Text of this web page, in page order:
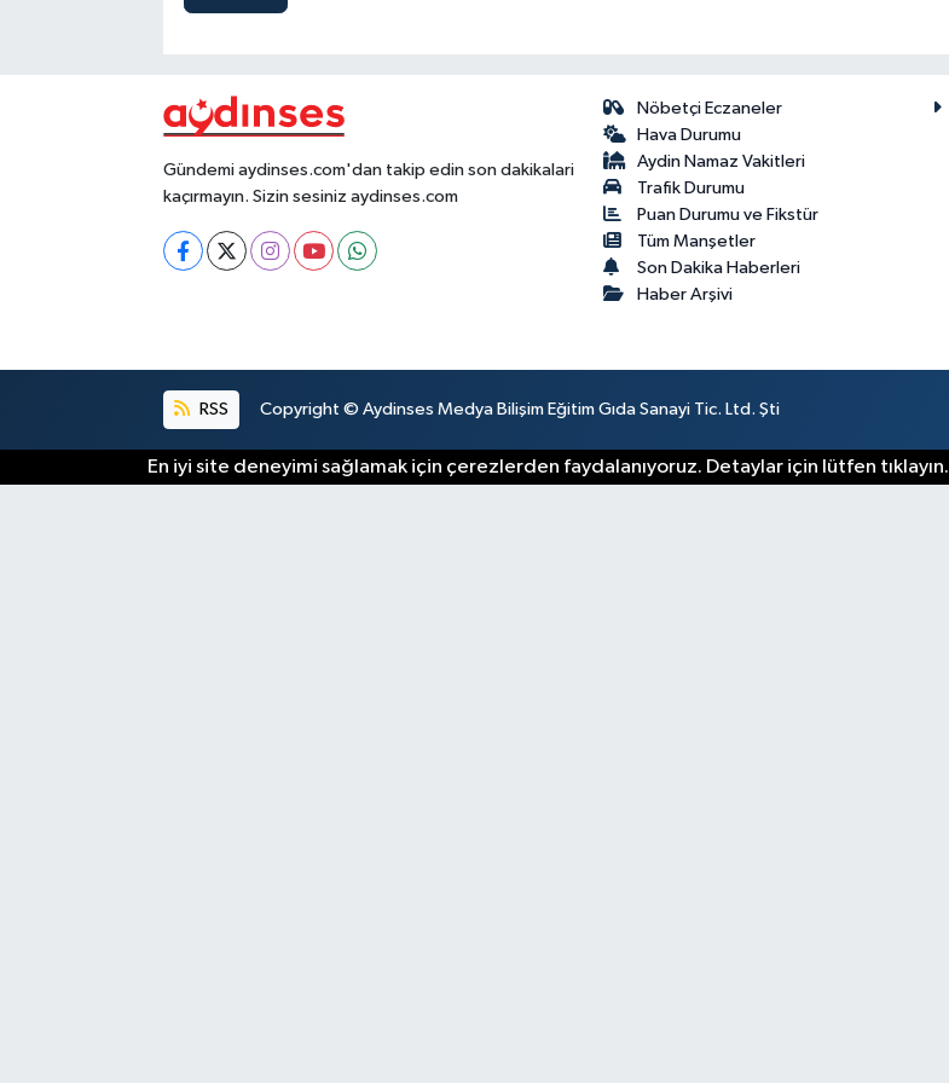
Gündemi aydinses.com'dan takip edin son dakikalari
kaçırmayın. Sizin sesiniz aydinses.com
Nöbetçi Eczaneler
Hava Durumu
Aydin Namaz Vakitleri
Trafik Durumu
Puan Durumu ve Fikstür
Tüm Manşetler
Son Dakika Haberleri
Haber Arşivi
RSS Copyright © Aydinses Medya Bilişim Eğitim Gıda Sanayi Tic. Ltd. Şti
En iyi site deneyimi sağlamak için çerezlerden faydalanıyoruz. Detaylar için lütfen tıklayın.